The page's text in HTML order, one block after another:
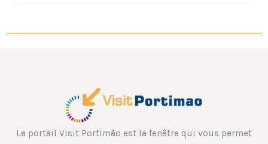
Le portail Visit Portimão est la fenêtre qui vous permet